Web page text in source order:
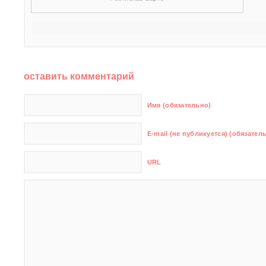
оставить комментарий
Имя (обязательно)
E-mail (не публикуется)
URL